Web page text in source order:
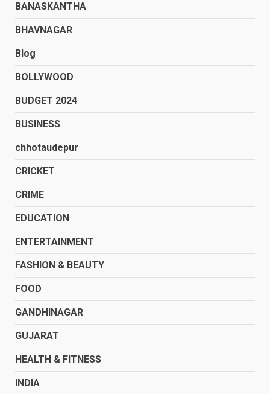
BANASKANTHA
BHAVNAGAR
Blog
BOLLYWOOD
BUDGET 2024
BUSINESS
chhotaudepur
CRICKET
CRIME
EDUCATION
ENTERTAINMENT
FASHION & BEAUTY
FOOD
GANDHINAGAR
GUJARAT
HEALTH & FITNESS
INDIA